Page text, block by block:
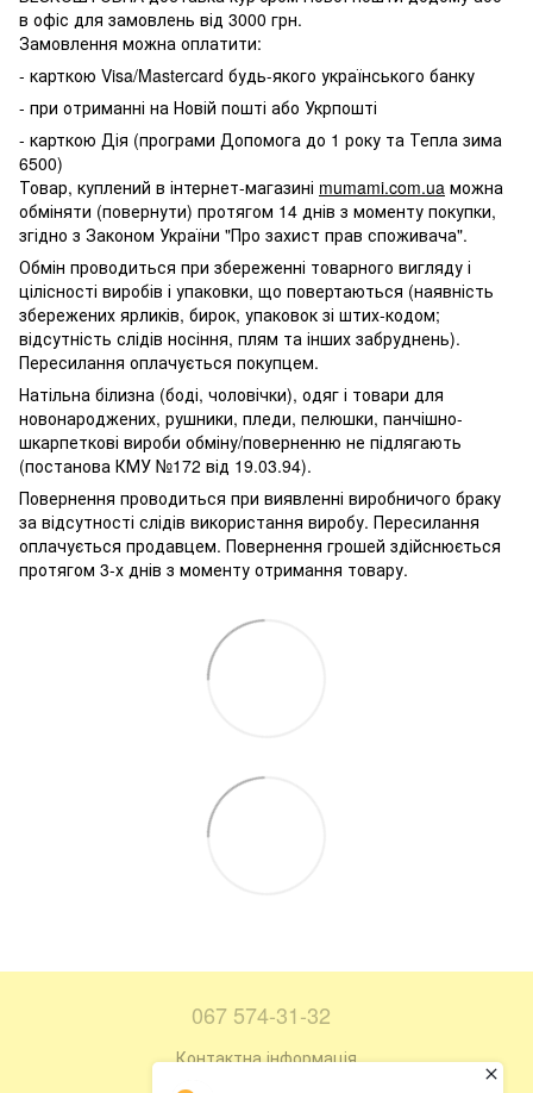
в офіс для замовлень від 3000 грн.
Замовлення можна оплатити:
- карткою Visa/Mastercard будь-якого українського банку
- при отриманні на Новій пошті або Укрпошті
- карткою Дія (програми Допомога до 1 року та Тепла зима
6500)
Товар, куплений в інтернет-магазині mumami.com.ua можна
обміняти (повернути) протягом 14 днів з моменту покупки,
згідно з Законом України "Про захист прав споживача".
Обмін проводиться при збереженні товарного вигляду і
цілісності виробів і упаковки, що повертаються (наявність
збережених ярликів, бирок, упаковок зі штих-кодом;
відсутність слідів носіння, плям та інших забруднень).
Пересилання оплачується покупцем.
Натільна білизна (боді, чоловічки), одяг і товари для
новонароджених, рушники, пледи, пелюшки, панчішно-
шкарпеткові вироби обміну/поверненню не підлягають
(постанова КМУ №172 від 19.03.94).
Повернення проводиться при виявленні виробничого браку
за відсутності слідів використання виробу. Пересилання
оплачується продавцем. Повернення грошей здійснюється
протягом 3-х днів з моменту отримання товару.
067 574-31-32
Контактна інформація